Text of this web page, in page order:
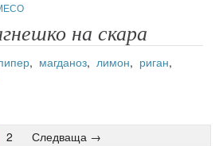
на скара
, магданоз, лимон, риган,
2 Следваща →